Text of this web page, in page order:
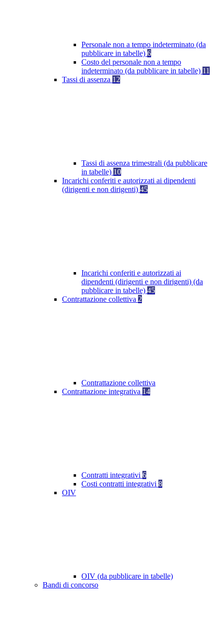
Personale non a tempo indeterminato (da
pubblicare in tabelle) 6
Costo del personale non a tempo
indeterminato (da pubblicare in tabelle) 11
Tassi di assenza 12
Tassi di assenza trimestrali (da pubblicare
in tabelle) 10
Incarichi conferiti e autorizzati ai dipendenti
(dirigenti e non dirigenti) 45
Incarichi conferiti e autorizzati ai
dipendenti (dirigenti e non dirigenti) (da
pubblicare in tabelle) 45
Contrattazione collettiva 2
Contrattazione collettiva
Contrattazione integrativa 14
Contratti integrativi 6
Costi contratti integrativi 8
OIV
OIV (da pubblicare in tabelle)
Bandi di concorso